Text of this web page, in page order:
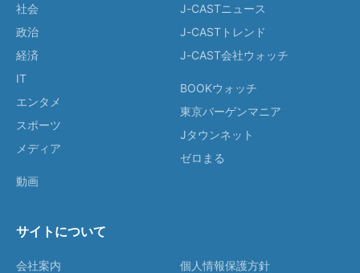
社会
政治
経済
IT
エンタメ
スポーツ
メディア
動画
J-CASTニュース
J-CASTトレンド
J-CAST会社ウォッチ
BOOKウォッチ
東京バーゲンマニア
Jタウンネット
ゼロまる
サイトについて
会社案内
個人情報保護方針